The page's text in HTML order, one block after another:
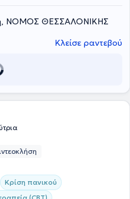
ΝΟΜΟΣ ΘΕΣΣΑΛΟΝΙΚΗΣ
Κλείσε ραντεβού
Κρίση πανικού